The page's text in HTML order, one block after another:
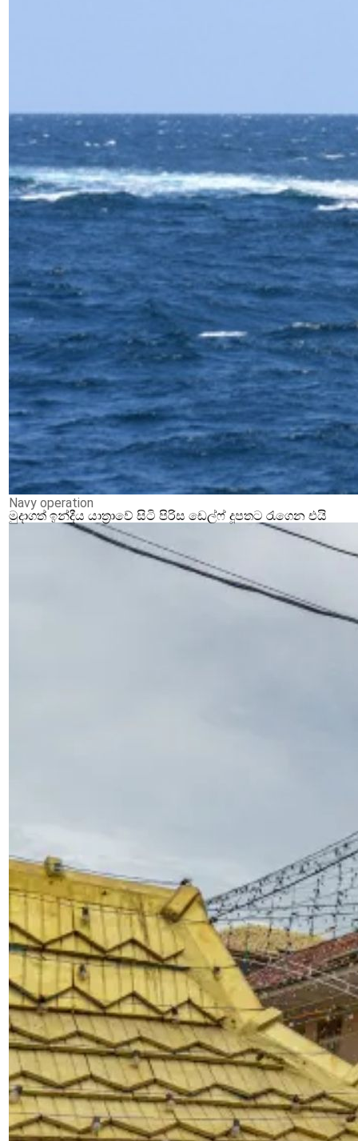
Navy operation
මුදාගත් ඉන්දීය යාත්‍රාවේ සිටි පිරිස ඩෙල්ෆ් දූපතට රැගෙන එයි